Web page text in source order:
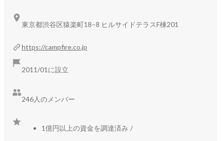
継続課金型クラウドファンディング「CAMPFIRE
Community」https://community.camp-fire.jp/
SPA（製造小売）型クラウドファンディング「CAMPFIRE
Creation」https://camp-fire.jp/creation
https://campfire.co.jp
2011/01に設立
246人のメンバー
1億円以上の資金を調達済み /
東京都渋谷区猿楽町18−8 ヒルサイドテラスF棟201